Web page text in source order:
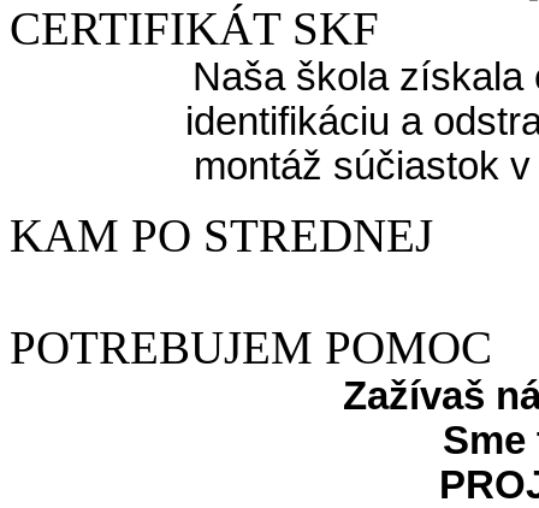
CERTIFIKÁT SKF
Naša škola získala
identifikáciu a
montáž súčiastok
KAM PO STREDNEJ
POTREBUJEM POMOC
Zažívaš
Sme